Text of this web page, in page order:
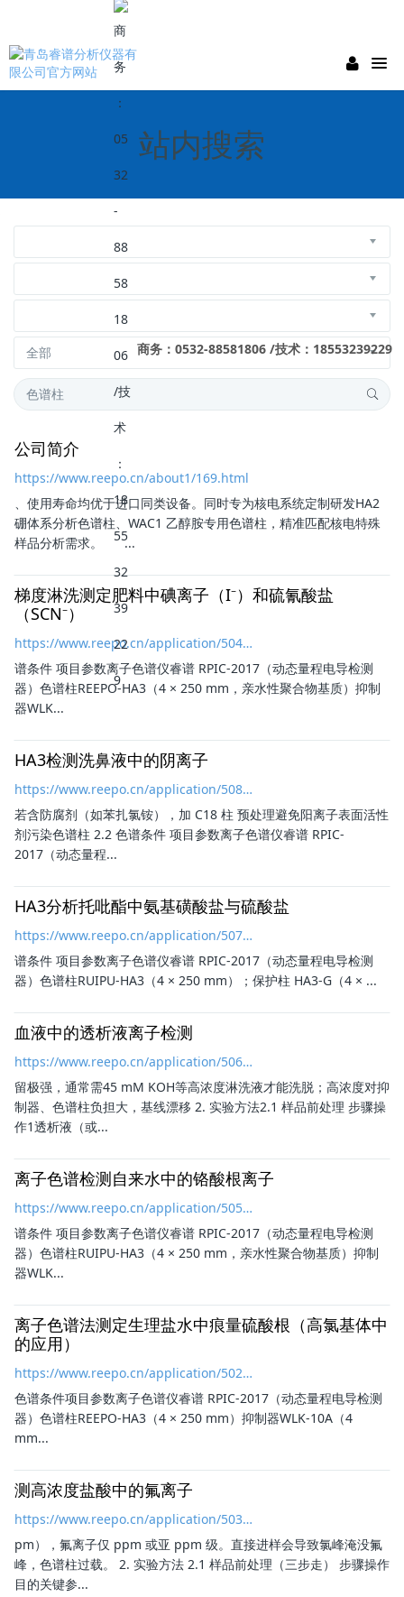
商务：0532-88581806 /技术：18553239229
站内搜索
公司简介
https://www.reepo.cn/about1/169.html
、使用寿命均优于进口同类设备。同时专为核电系统定制研发HA2
硼体系分析色谱柱 、WAC1 乙醇胺专用色谱柱 ，精准匹配核电特殊
样品分析需求。 ...
梯度淋洗测定肥料中碘离子（I⁻）和硫氰酸盐
（SCN⁻）
https://www.reepo.cn/application/504.html
谱条件 项目参数离子色谱仪睿谱 RPIC-2017（动态量程电导检测
器） 色谱柱REEPO-HA3（4 × 250 mm，亲水性聚合物基质）抑制
器WLK...
HA3检测洗鼻液中的阴离子
https://www.reepo.cn/application/508.html
若含防腐剂（如苯扎氯铵），加 C18 柱 预处理避免阳离子表面活性
剂污染色谱柱 2.2 色谱条件 项目参数离子色谱仪睿谱 RPIC-
2017（动态量程...
HA3分析托吡酯中氨基磺酸盐与硫酸盐
https://www.reepo.cn/application/507.html
谱条件 项目参数离子色谱仪睿谱 RPIC-2017（动态量程电导检测
器） 色谱柱RUIPU-HA3（4 × 250 mm）；保护柱 HA3-G（4 × ...
血液中的透析液离子检测
https://www.reepo.cn/application/506.html
留极强，通常需45 mM KOH等高浓度淋洗液才能洗脱；高浓度对抑
制器、 色谱柱负担大，基线漂移 2. 实验方法2.1 样品前处理 步骤操
作1透析液（或...
离子色谱检测自来水中的铬酸根离子
https://www.reepo.cn/application/505.html
谱条件 项目参数离子色谱仪睿谱 RPIC-2017（动态量程电导检测
器） 色谱柱RUIPU-HA3（4 × 250 mm，亲水性聚合物基质）抑制
器WLK...
离子色谱法测定生理盐水中痕量硫酸根（高氯基体中
的应用）
https://www.reepo.cn/application/502.html
色谱条件项目参数离子色谱仪睿谱 RPIC-2017（动态量程电导检测
器） 色谱柱REEPO-HA3（4 × 250 mm）抑制器WLK-10A（4
mm...
测高浓度盐酸中的氟离子
https://www.reepo.cn/application/503.html
pm），氟离子仅 ppm 或亚 ppm 级。直接进样会导致氯峰淹没氟
峰， 色谱柱过载。 2. 实验方法 2.1 样品前处理（三步走） 步骤操作
目的关键参...